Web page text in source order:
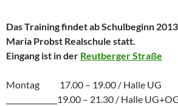
Das Training findet ab Schulbeginn
Maria Probst Realschule statt.
Eingang ist in der Reutberger Straße
Montag 17.00 – 19.00 / Halle
______________19.00 – 21.30 / Halle